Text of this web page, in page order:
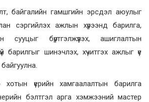
байгалийн гамшгийн эрсдэл аюулыг
сэргийлэх ажлын хүрээнд барилга,
сууцыг бүртгэлжүүлэх, ашиглалтын
барилгыг шинэчлэх, хүчитгэх ажлыг үе
хотын үерийн хамгаалалтын барилга
бэлтгэл арга хэмжээний мастер